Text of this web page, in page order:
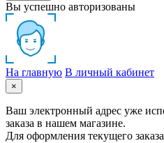
Вы успешно авторизованы
На главную В личный кабинет
×
Ваш электронный адрес уже
заказа в нашем магазине.
Для оформления текущего